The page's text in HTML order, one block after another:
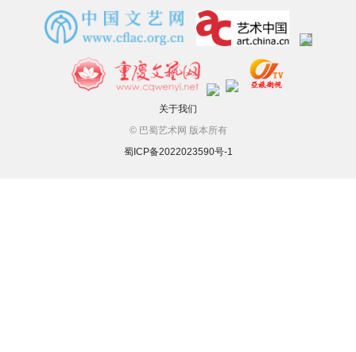
关于我们
© 巴蜀艺术网 版本所有
蜀ICP备2022023590号-1